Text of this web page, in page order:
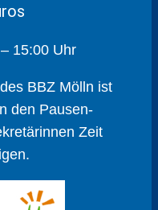
15:00 Uhr
BBZ Mölln ist
den Pausen­
Zeit